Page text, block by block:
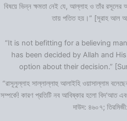
বিষয়ে ভিন্ন ক্ষমতা নেই যে, আল্লাহ ও তাঁর
তায় পতিত হয়।” [সূরাহ আল
“It is not befitting for a believing
has been decided by Allah and
option about their decision.”
“রাসূলুল্লাহ সাল্লাল্লাহু আলাইহি ওয়াসাল্লাম
সম্পর্কে! কারণ প্রতিটি নব আবিষ্কার হলো বিদ‘আত
দাউদ: ৪৬০৭;